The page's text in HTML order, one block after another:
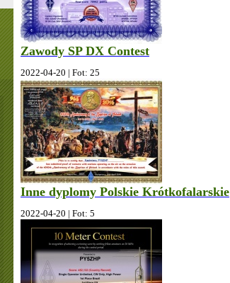
Zawody SP DX Contest
2022-04-20 | Fot: 25
Inne dyplomy Polskie Krótkofalarskie
2022-04-20 | Fot: 5